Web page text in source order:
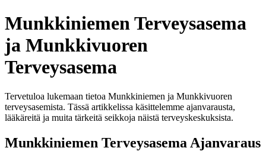
Munkkiniemen Terveysasema
ja Munkkivuoren
Terveysasema
Tervetuloa lukemaan tietoa Munkkiniemen ja Munkkivuoren
terveysasemista. Tässä artikkelissa käsittelemme ajanvarausta,
lääkäreitä ja muita tärkeitä seikkoja näistä terveyskeskuksista.
Munkkiniemen Terveysasema Ajanvaraus